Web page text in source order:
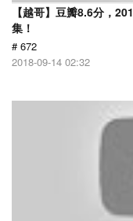
【越哥】豆瓣8.6分，
集！
# 672
2018-09-14 02:32